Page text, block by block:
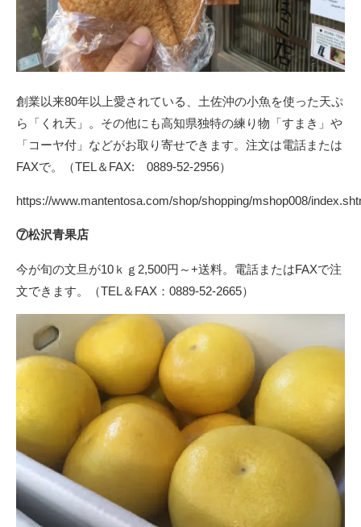
創業以来80年以上愛されている、土佐沖の小魚を使った天ぷ
ら「くれ天」。その他にも高知県独特の練り物「すまき」や
「コーヤ付」などがお取り寄せできます。注文は電話または
FAXで。（TEL＆FAX: 0889-52-2956）
https://www.mantentosa.com/shop/shopping/mshop008/
⑦松沢青果店
今が旬の文旦が10ｋｇ2,500円～+送料。電話またはFAXで注
文できます。（TEL＆FAX：0889-52-2665）